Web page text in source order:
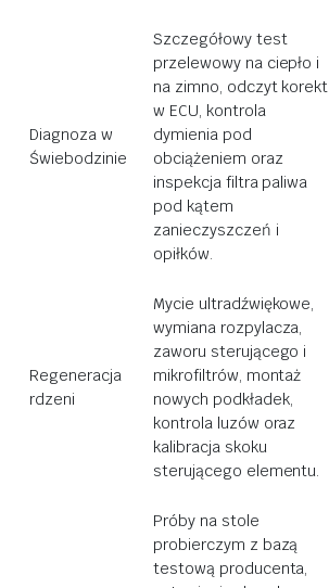
Diagnoza w
Świebodzinie
Szczegółowy test
przelewowy na ciepło i
na zimno, odczyt korekt
w ECU, kontrola
dymienia pod
obciążeniem oraz
inspekcja filtra paliwa
pod kątem
zanieczyszczeń i
opiłków.
Regeneracja
rdzeni
Mycie ultradźwiękowe,
wymiana rozpylacza,
zaworu sterującego i
mikrofiltrów, montaż
nowych podkładek,
kontrola luzów oraz
kalibracja skoku
sterującego elementu.
Próby na stole
probierczym z bazą
testową producenta,